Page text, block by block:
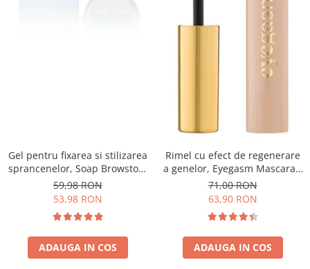
Gel pentru fixarea si stilizarea
sprancenelor, Soap Browstory
- 8g
59,98 RON
53,98 RON
ADAUGA IN COS
Rimel cu efect de regenerare
a genelor, Eyegasm Mascara -
8ml
71,00 RON
63,90 RON
ADAUGA IN COS